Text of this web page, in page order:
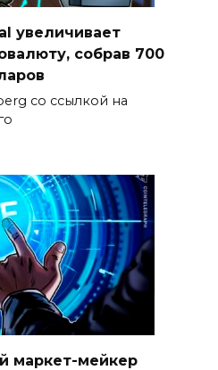
увеличивает
собрав 700
со ссылкой на
маркет-мейкер